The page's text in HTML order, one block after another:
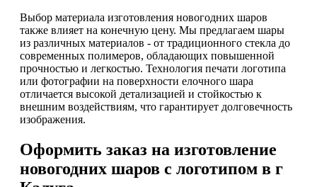
Выбор материала изготовления новогодних шаров
также влияет на конечную цену. Мы предлагаем шары
из различных материалов - от традиционного стекла до
современных полимеров, обладающих повышенной
прочностью и легкостью. Технология печати логотипа
или фотографии на поверхности елочного шара
отличается высокой детализацией и стойкостью к
внешним воздействиям, что гарантирует долговечность
изображения.
Оформить заказ на изготовление
новогодних шаров с логотипом в г